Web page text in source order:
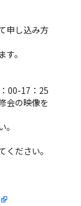
申し込み方
。
00-17：25
会の映像を
ださい。